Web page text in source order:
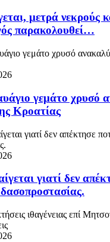
μετρά νεκρούς
παρακολουθεί…
γεμάτο χρυσό
Κροατίας
γιατί δεν